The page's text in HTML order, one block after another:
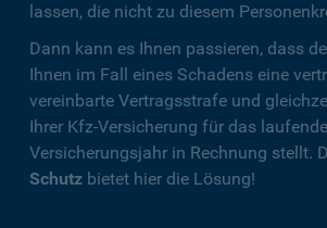
lassen, die nicht zu diesem
Dann kann es Ihnen passieren, dass
Ihnen im Fall eines Schadens eine
vereinbarte Vertragsstrafe und
Ihrer Kfz-Versicherung für das laufende
Versicherungsjahr in Rechnung stellt.
Schutz bietet hier die Lösung!